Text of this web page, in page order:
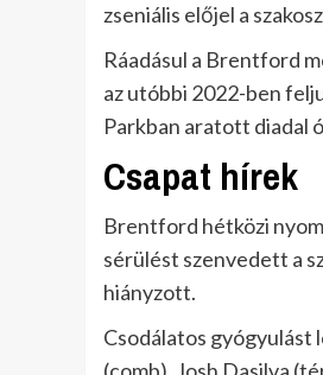
zseniális előjel a
Ráadásul a Brentford
az utóbbi 2022-ben
Parkban aratott diadal
Csapat hírek
Brentford hétközi
sérülést szenvedett a
hiányzott.
Csodálatos gyógyulást